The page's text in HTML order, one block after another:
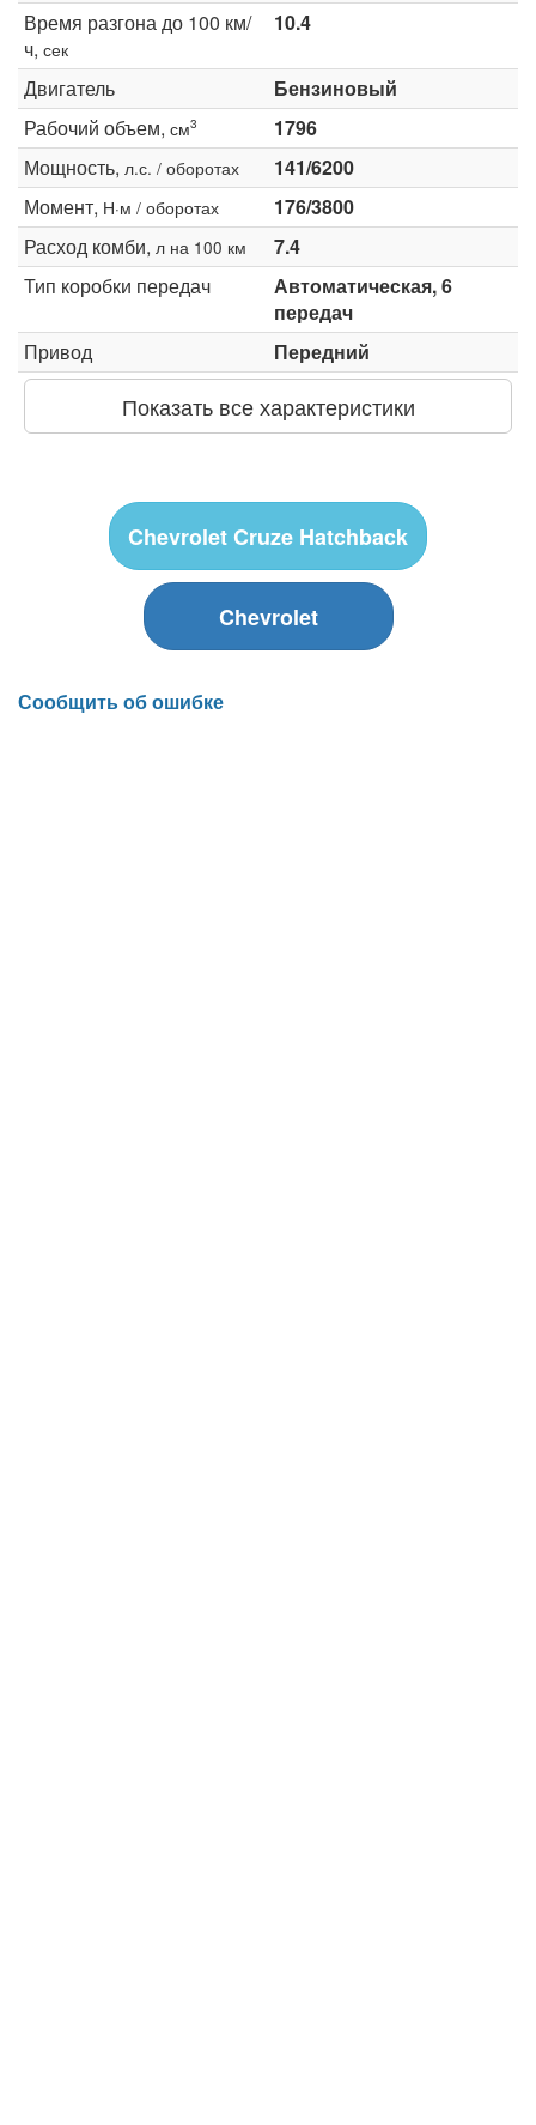
Время разгона до 100 км/
ч, сек
10.4
Двигатель
Бензиновый
Рабочий объем, см3
1796
Мощность, л.с. / оборотах
141/6200
Момент, Н·м / оборотах
176/3800
Расход комби, л на 100 км
7.4
Тип коробки передач
Автоматическая, 6
передач
Привод
Передний
Показать все характеристики
Chevrolet Cruze Hatchback
Chevrolet
Сообщить об ошибке